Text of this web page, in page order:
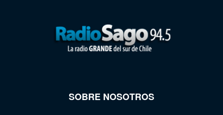
SOBRE NOSOTROS